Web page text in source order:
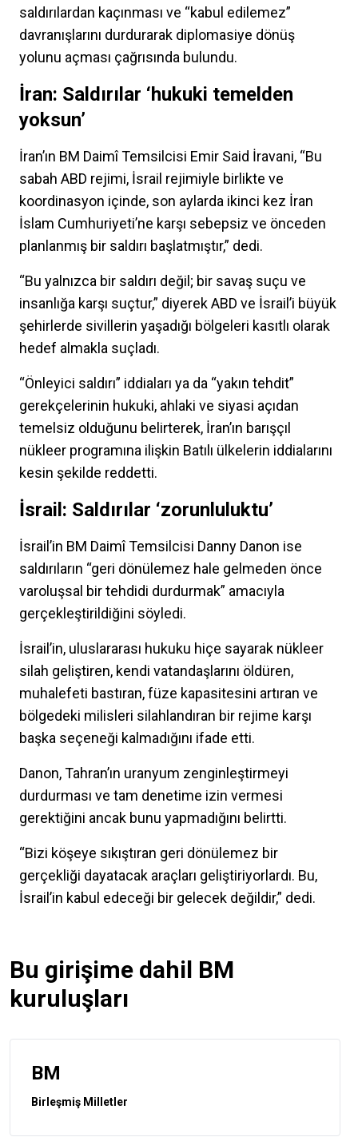
saldırılardan kaçınması ve “kabul edilemez”
davranışlarını durdurarak diplomasiye dönüş
yolunu açması çağrısında bulundu.
İran: Saldırılar ‘hukuki temelden
yoksun’
İran’ın BM Daimî Temsilcisi Emir Said İravani, “Bu
sabah ABD rejimi, İsrail rejimiyle birlikte ve
koordinasyon içinde, son aylarda ikinci kez İran
İslam Cumhuriyeti’ne karşı sebepsiz ve önceden
planlanmış bir saldırı başlatmıştır,” dedi.
“Bu yalnızca bir saldırı değil; bir savaş suçu ve
insanlığa karşı suçtur,” diyerek ABD ve İsrail’i büyük
şehirlerde sivillerin yaşadığı bölgeleri kasıtlı olarak
hedef almakla suçladı.
“Önleyici saldırı” iddiaları ya da “yakın tehdit”
gerekçelerinin hukuki, ahlaki ve siyasi açıdan
temelsiz olduğunu belirterek, İran’ın barışçıl
nükleer programına ilişkin Batılı ülkelerin iddialarını
kesin şekilde reddetti.
İsrail: Saldırılar ‘zorunluluktu’
İsrail’in BM Daimî Temsilcisi Danny Danon ise
saldırıların “geri dönülemez hale gelmeden önce
varoluşsal bir tehdidi durdurmak” amacıyla
gerçekleştirildiğini söyledi.
İsrail’in, uluslararası hukuku hiçe sayarak nükleer
silah geliştiren, kendi vatandaşlarını öldüren,
muhalefeti bastıran, füze kapasitesini artıran ve
bölgedeki milisleri silahlandıran bir rejime karşı
başka seçeneği kalmadığını ifade etti.
Danon, Tahran’ın uranyum zenginleştirmeyi
durdurması ve tam denetime izin vermesi
gerektiğini ancak bunu yapmadığını belirtti.
“Bizi köşeye sıkıştıran geri dönülemez bir
gerçekliği dayatacak araçları geliştiriyorlardı. Bu,
İsrail’in kabul edeceği bir gelecek değildir,” dedi.
Bu girişime dahil BM
kuruluşları
BM
Birleşmiş Milletler